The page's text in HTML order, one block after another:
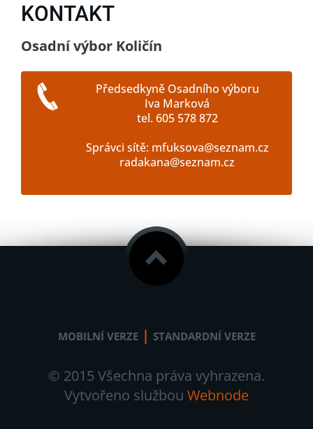
KONTAKT
Osadní výbor Količín
Předsedkyně Osadního výboru
Iva Marková
tel. 605 578 872
Správci sítě: mfuksova@seznam.cz
radakana@seznam.cz
MOBILNÍ VERZE | STANDARDNÍ VERZE
© 2015 Všechna práva vyhrazena.
Vytvořeno službou Webnode